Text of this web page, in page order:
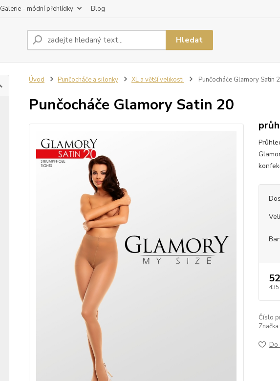
Galerie - módní přehlídky Blog
Hledat
Úvod Punčocháče a silonky XL a větší velikosti Punčocháče Glamory Satin
Punčocháče Glamory Satin 20
435
Číslo
Značka:
Do